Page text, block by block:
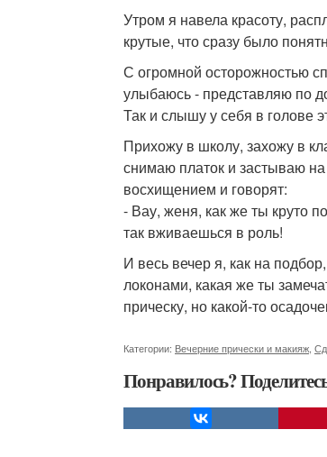
Утром я навела красоту,
крутые, что сразу было
С огромной осторожностью
улыбаюсь - представляю по
Так и слышу у себя в голове
Прихожу в школу, захожу в
снимаю платок и застываю
восхищением и говорят:
- Вау, женя, как же ты круто
так вживаешься в роль!
И весь вечер я, как на
локонами, какая же ты
прическу, но какой-то
Категории: Вечерние прически и макияж
Понравилось?